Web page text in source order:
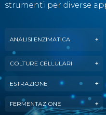
strumenti per diverse
ANALISI ENZIMATICA
COLTURE CELLULARI
ESTRAZIONE
FERMENTAZIONE